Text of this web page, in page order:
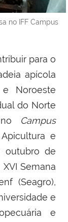
no IFF Campus
para o
apícola
Noroeste
do Norte
Campus
e
outubro de
XVI Semana
(Seagro),
e
e